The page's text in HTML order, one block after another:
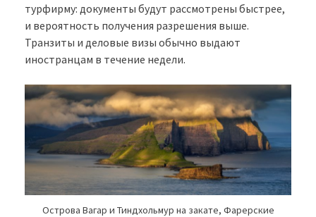
турфирму: документы будут рассмотрены быстрее,
и вероятность получения разрешения выше.
Транзиты и деловые визы обычно выдают
иностранцам в течение недели.
Острова Вагар и Тиндхольмур на закате, Фарерские